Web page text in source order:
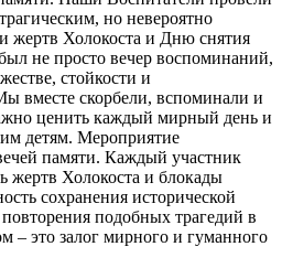
но невероятно
Холокоста и Дню снятия
не просто вечер воспоминаний,
стойкости и
вместе скорбели, вспоминали и
ценить каждый мирный день и
детям. Мероприятие
памяти. Каждый участник
жертв Холокоста и блокады
сохранения исторической
подобных трагедий в
– это залог мирного и гуманного